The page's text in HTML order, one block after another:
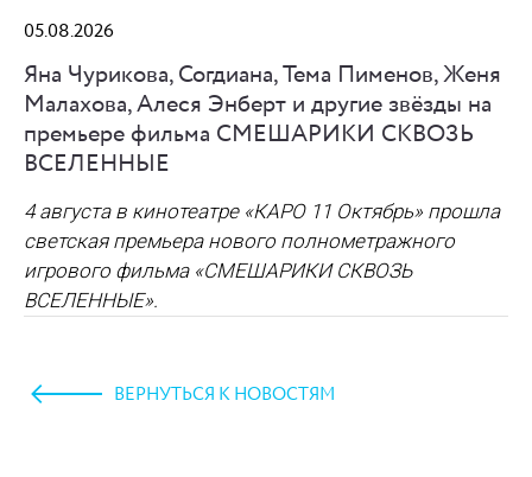
05.08.2026
Яна Чурикова, Согдиана, Тема Пименов, Женя
Малахова, Алеся Энберт и другие звёзды на
премьере фильма СМЕШАРИКИ СКВОЗЬ
ВСЕЛЕННЫЕ
4 августа в кинотеатре «КАРО 11 Октябрь» прошла
светская премьера нового полнометражного
игрового фильма «СМЕШАРИКИ СКВОЗЬ
ВСЕЛЕННЫЕ».
https://www.high-endrolex.com/45
ВЕРНУТЬСЯ К НОВОСТЯМ